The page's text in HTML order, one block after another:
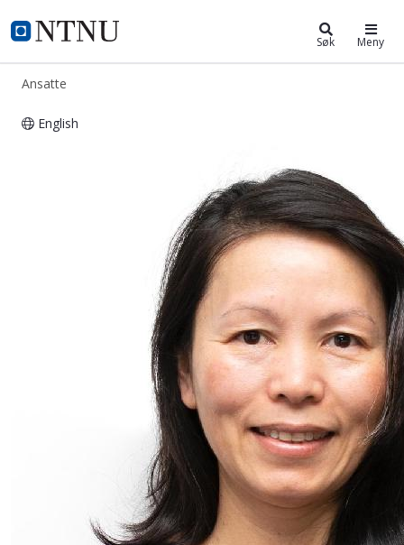
NTNU Hjemmeside
ntnu.no Søk Meny
Ansatte
English